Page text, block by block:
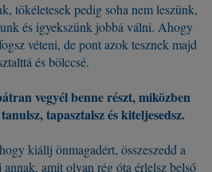
tökéletesek pedig soha nem leszünk,
és igyekszünk jobbá válni. Ahogy
véteni, de pont azok tesznek majd
és bölccsé.
vegyél benne részt, miközben
tapasztalsz és kiteljesedsz.
kiállj önmagadért, összeszedd a
amit olyan rég óta érlelsz belső